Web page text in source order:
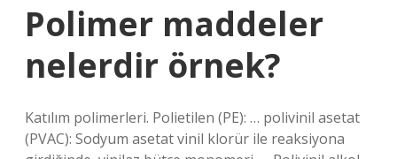
Polimer maddeler
nelerdir örnek?
Katılım polimerleri. Polietilen (PE): … polivinil asetat
(PVAC): Sodyum asetat vinil klorür ile reaksiyona